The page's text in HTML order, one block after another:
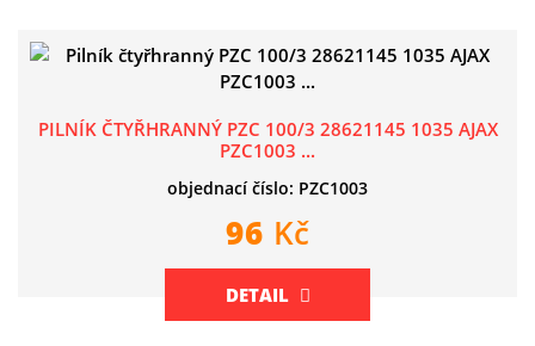
PILNÍK ČTYŘHRANNÝ PZC 100/3 28621145 1035 AJAX
PZC1003 ...
objednací číslo: PZC1003
96 Kč
DETAIL